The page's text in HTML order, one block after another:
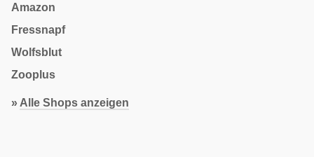
Amazon
Fressnapf
Wolfsblut
Zooplus
» Alle Shops anzeigen